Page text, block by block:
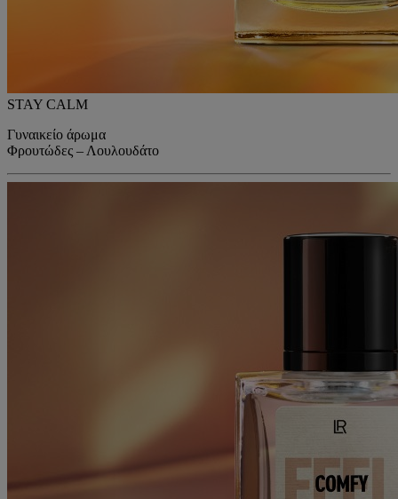
STAY CALM
Γυναικείο άρωμα
Φρουτώδες – Λουλουδάτο